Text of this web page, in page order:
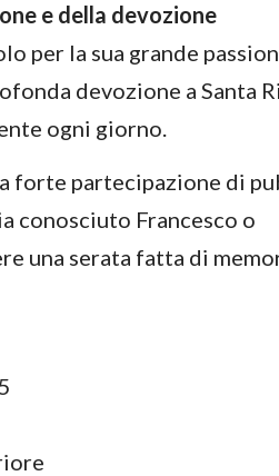
e della devozione
per la sua grande
devozione a Santa
ogni giorno.
forte partecipazione di
conosciuto Francesco o
una serata fatta di